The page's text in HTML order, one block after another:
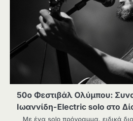
50ο Φεστιβάλ Ολύμπου:
Ιωαννίδη-Electric solo στο
Με ένα solo πρόγραμμα, ειδικά